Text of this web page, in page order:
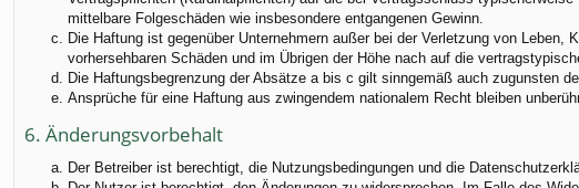
mittelbare Folgeschäden wie insbesondere entgangenen Gewinn.
Die Haftung ist gegenüber Unternehmern außer bei der Verletzung von
vorhersehbaren Schäden und im Übrigen der Höhe nach auf die
Die Haftungsbegrenzung der Absätze a bis c gilt sinngemäß auch zugunsten
Ansprüche für eine Haftung aus zwingendem nationalem Recht bleiben
6. Änderungsvorbehalt
Der Betreiber ist berechtigt, die Nutzungsbedingungen und die